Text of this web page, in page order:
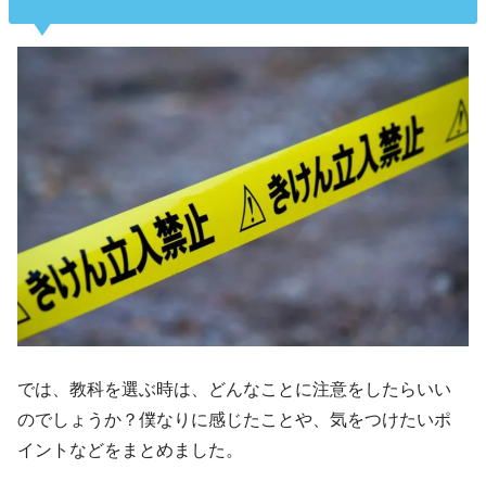
では、教科を選ぶ時は、どんなことに注意をしたらいい
のでしょうか？僕なりに感じたことや、気をつけたいポ
イントなどをまとめました。